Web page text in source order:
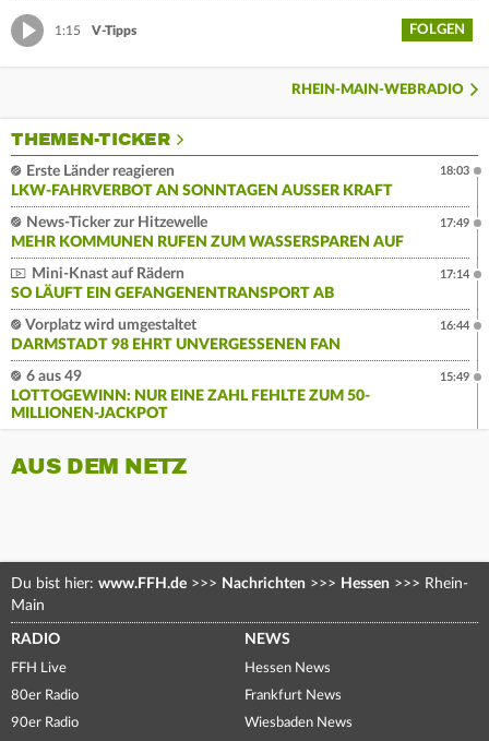
1:15 V-Tipps FOLGEN
RHEIN-MAIN-WEBRADIO
THEMEN-TICKER
Erste Länder reagieren
LKW-FAHRVERBOT AN SONNTAGEN AUSSER KRAFT
18:03
News-Ticker zur Hitzewelle
MEHR KOMMUNEN RUFEN ZUM WASSERSPAREN AUF
17:49
Mini-Knast auf Rädern
SO LÄUFT EIN GEFANGENENTRANSPORT AB
17:14
Vorplatz wird umgestaltet
DARMSTADT 98 EHRT UNVERGESSENEN FAN
16:44
6 aus 49
LOTTOGEWINN: NUR EINE ZAHL FEHLTE ZUM 50-
MILLIONEN-JACKPOT
15:49
AUS DEM NETZ
Du bist hier: www.FFH.de >>> Nachrichten >>> Hessen >>> Rhein-
Main
RADIO
FFH Live
80er Radio
90er Radio
NEWS
Hessen News
Frankfurt News
Wiesbaden News